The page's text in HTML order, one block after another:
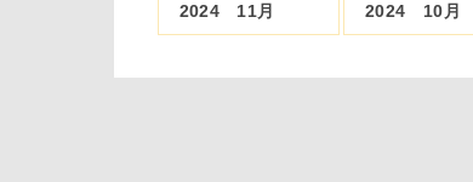
2024 11月
2024 10月